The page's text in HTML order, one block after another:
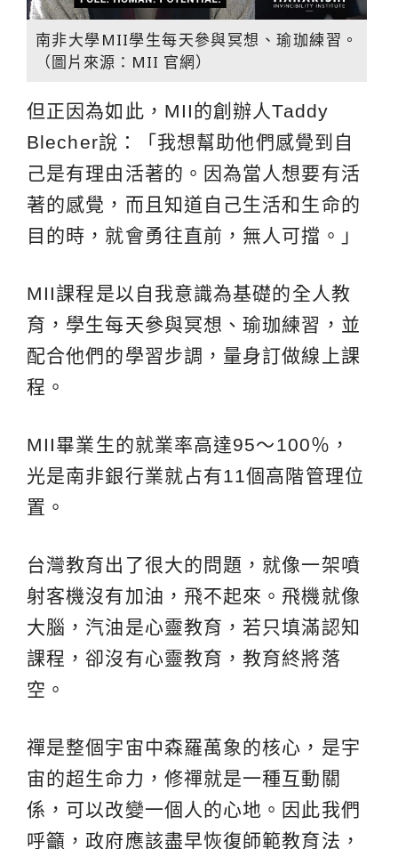
南非大學MII學生每天參與冥想、瑜珈練習。
（圖片來源：MII 官網）
但正因為如此，MII的創辦人Taddy
Blecher說：「我想幫助他們感覺到自
己是有理由活著的。因為當人想要有活
著的感覺，而且知道自己生活和生命的
目的時，就會勇往直前，無人可擋。」
MII課程是以自我意識為基礎的全人教
育，學生每天參與冥想、瑜珈練習，並
配合他們的學習步調，量身訂做線上課
程。
MII畢業生的就業率高達95～100％，
光是南非銀行業就占有11個高階管理位
置。
台灣教育出了很大的問題，就像一架噴
射客機沒有加油，飛不起來。飛機就像
大腦，汽油是心靈教育，若只填滿認知
課程，卻沒有心靈教育，教育終將落
空。
禪是整個宇宙中森羅萬象的核心，是宇
宙的超生命力，修禪就是一種互動關
係，可以改變一個人的心地。因此我們
呼籲，政府應該盡早恢復師範教育法，